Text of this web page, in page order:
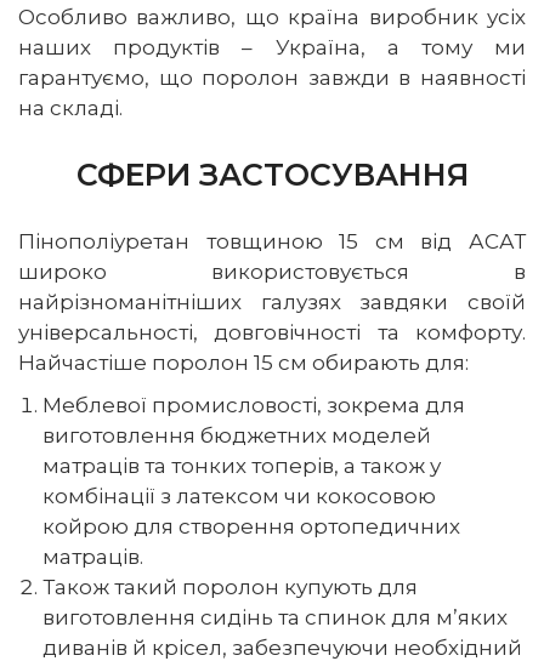
Особливо важливо, що країна виробник усіх
наших продуктів – Україна, а тому ми
гарантуємо, що поролон завжди в наявності
на складі.
СФЕРИ ЗАСТОСУВАННЯ
Пінополіуретан товщиною 15 см від АСАТ
широко використовується в
найрізноманітніших галузях завдяки своїй
універсальності, довговічності та комфорту.
Найчастіше поролон 15 см обирають для:
Меблевої промисловості, зокрема для
виготовлення бюджетних моделей
матраців та тонких топерів, а також у
комбінації з латексом чи кокосовою
койрою для створення ортопедичних
матраців.
Також такий поролон купують для
виготовлення сидінь та спинок для м’яких
диванів й крісел, забезпечуючи необхідний